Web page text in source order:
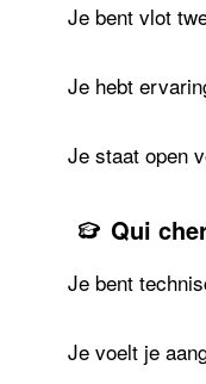
Je bent vlot
Je hebt
Je staat open
Qui
Je bent
Je voelt je